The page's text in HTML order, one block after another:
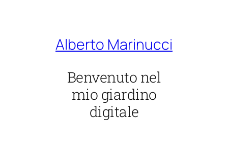
Alberto Marinucci
Benvenuto nel
mio giardino
digitale